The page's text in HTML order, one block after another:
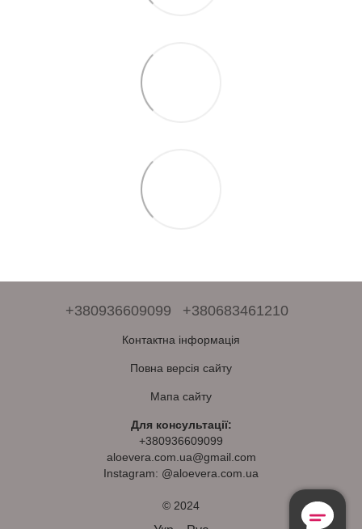
+380936609099 +380683461210
Контактна інформація
Повна версія сайту
Мапа сайту
Для консультації:
+380936609099
aloevera.com.ua@gmail.com
Instagram: @aloevera.com.ua
© 2024
Безкоштовна
Консультація